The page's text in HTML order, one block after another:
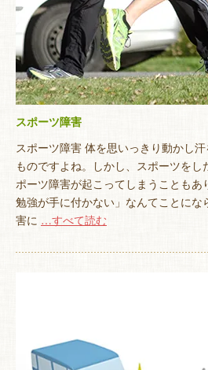
スポーツ障害
スポーツ障害 体を思いっきり動かし
ものですよね。しかし、スポーツをし
ポーツ障害が起こってしまうことも
勉強が手に付かない」なんてことに
害に …すべて読む